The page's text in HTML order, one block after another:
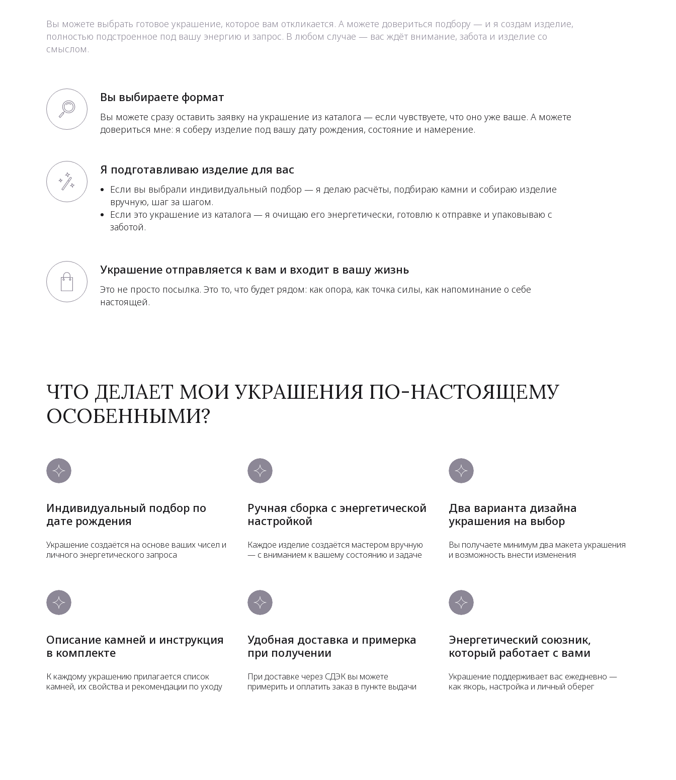
Вы можете выбрать готовое украшение, которое вам откликается. А можете довериться подбору — и я создам изделие,
полностью подстроенное под вашу энергию и запрос. В любом случае — вас ждёт внимание, забота и изделие со
смыслом.
Вы выбираете формат
Вы можете сразу оставить заявку на украшение из каталога — если чувствуете, что оно уже ваше. А можете
довериться мне: я соберу изделие под вашу дату рождения, состояние и намерение.
Я подготавливаю изделие для вас
Если вы выбрали индивидуальный подбор — я делаю расчёты, подбираю камни и собираю изделие
вручную, шаг за шагом.
Если это украшение из каталога — я очищаю его энергетически, готовлю к отправке и упаковываю с
заботой.
Украшение отправляется к вам и входит в вашу жизнь
Это не просто посылка. Это то, что будет рядом: как опора, как точка силы, как напоминание о себе
настоящей.
ЧТО ДЕЛАЕТ МОИ УКРАШЕНИЯ ПО-НАСТОЯЩЕМУ
ОСОБЕННЫМИ?
Индивидуальный подбор по
дате рождения
Украшение создаётся на основе ваших чисел и
личного энергетического запроса
Ручная сборка с энергетической
настройкой
Каждое изделие создаётся мастером вручную
— с вниманием к вашему состоянию и задаче
Два варианта дизайна
украшения на выбор
Вы получаете минимум два макета украшения
и возможность внести изменения
Описание камней и инструкция
в комплекте
К каждому украшению прилагается список
камней, их свойства и рекомендации по уходу
Удобная доставка и примерка
при получении
При доставке через СДЭК вы можете
примерить и оплатить заказ в пункте выдачи
Энергетический союзник,
который работает с вами
Украшение поддерживает вас ежедневно —
как якорь, настройка и личный оберег